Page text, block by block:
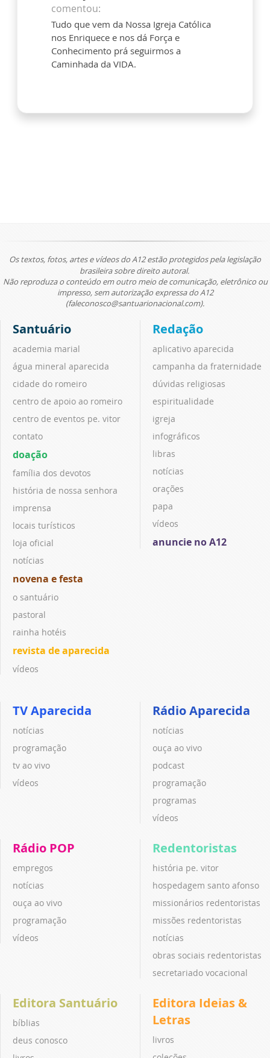
comentou:
Tudo que vem da Nossa Igreja Católica
nos Enriquece e nos dá Força e
Conhecimento prá seguirmos a
Caminhada da VIDA.
Os textos, fotos, artes e vídeos do A12 estão protegidos pela legislação
brasileira sobre direito autoral.
Não reproduza o conteúdo em outro meio de comunicação, eletrônico ou
impresso, sem autorização expressa do A12
(faleconosco@santuarionacional.com).
Santuário
academia marial
água mineral aparecida
cidade do romeiro
centro de apoio ao romeiro
centro de eventos pe. vitor
contato
doação
família dos devotos
história de nossa senhora
imprensa
locais turísticos
loja oficial
notícias
novena e festa
o santuário
pastoral
rainha hotéis
revista de aparecida
vídeos
Redação
aplicativo aparecida
campanha da fraternidade
dúvidas religiosas
espiritualidade
igreja
infográficos
libras
notícias
orações
papa
vídeos
anuncie no A12
TV Aparecida
notícias
programação
tv ao vivo
vídeos
Rádio Aparecida
notícias
ouça ao vivo
podcast
programação
programas
vídeos
Rádio POP
empregos
notícias
ouça ao vivo
programação
vídeos
Redentoristas
história pe. vitor
hospedagem santo afonso
missionários redentoristas
missões redentoristas
notícias
obras sociais redentoristas
secretariado vocacional
Editora Santuário
bíblias
deus conosco
Editora Ideias &
Letras
livros